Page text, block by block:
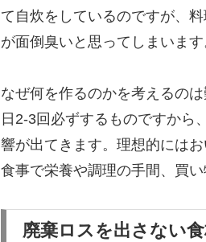
て自炊をしているのですが、
が面倒臭いと思ってしまいます
なぜ何を作るのかを考えるの
日2-3回必ずするものですから
響が出てきます。理想的には
食事で栄養や調理の手間、買
廃棄ロスを出さない